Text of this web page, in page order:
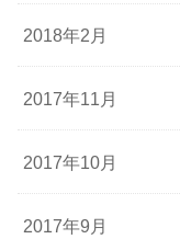
2018年2月
2017年11月
2017年10月
2017年9月